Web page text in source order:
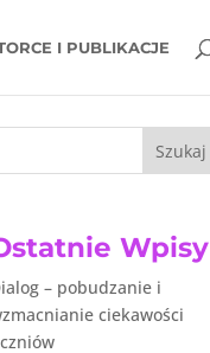
I PUBLIKACJE
Szukaj
Wpisy
– pobudzanie i
ciekawości